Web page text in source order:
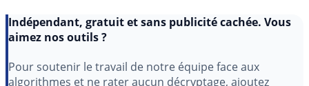
aimez nos outils ?